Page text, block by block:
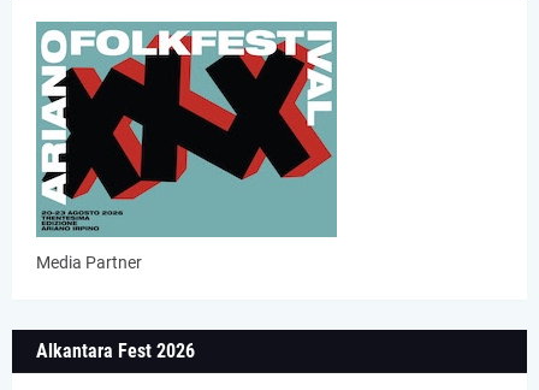
Media Partner
Alkantara Fest 2026